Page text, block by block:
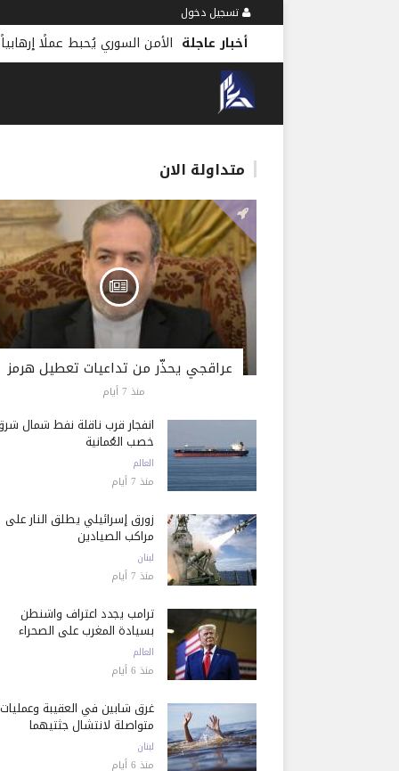
تسجيل دخول
أخبار عاجلة الأمن السوري يُحبط عملًا
متداولة الان
عراقجي يحذّر من تداعيات تعطيل هرمز
منذ 7 أيام
انفجار قرب ناقلة نفط شمال
خصب العُمانية
العالم
منذ 7 أيام
زورق إسرائيلي يطلق النار على
مراكب الصيادين
لبنان
منذ 7 أيام
ترامب يجدد اعتراف واشنطن
بسيادة المغرب على الصحراء
العالم
منذ 6 أيام
غرق شابين في العقيبة وعمليات
متواصلة لانتشال جثتيهما
لبنان
منذ 6 أيام